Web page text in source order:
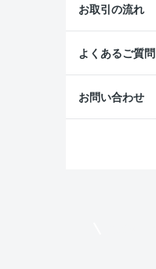
お取引の流れ
よくあるご質問
お問い合わせ